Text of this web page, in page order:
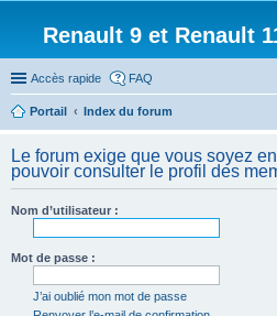
Renault 9 et Renault
Accès rapide FAQ
Portail
Index du forum
Le forum exige que vous soyez
pouvoir consulter le profil des
Nom d’utilisateur :
Mot de passe :
J’ai oublié mon mot de passe